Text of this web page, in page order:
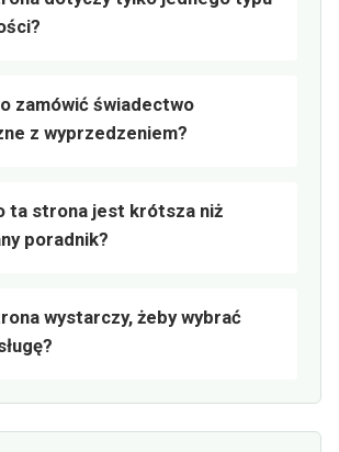
zamówić świadectwo
z wyprzedzeniem?
ta strona jest krótsza niż
poradnik?
wystarczy, żeby wybrać